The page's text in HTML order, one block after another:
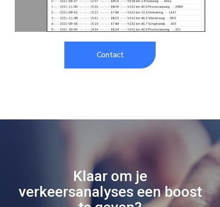
Contact
Klaar om je
verkeersanalyses een boost